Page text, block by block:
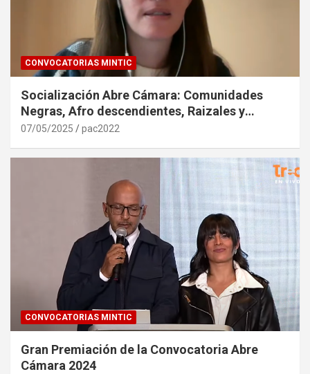
CONVOCATORIAS MINTIC
Socialización Abre Cámara: Comunidades
Negras, Afro descendientes, Raizales y
Palenqueras. 6 de Mayo de 2025
07/05/2025 pac2022
CONVOCATORIAS MINTIC
Gran Premiación de la Convocatoria Abre
Cámara 2024